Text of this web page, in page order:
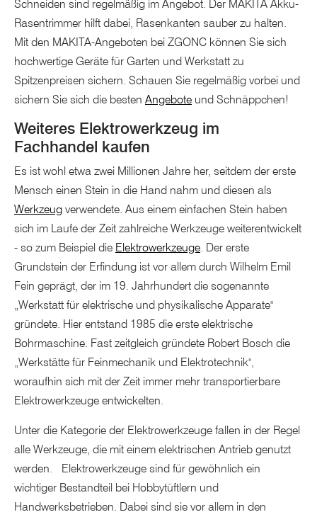
Schneiden sind regelmäßig im Angebot. Der MAKITA Akku-
Rasentrimmer hilft dabei, Rasenkanten sauber zu halten.
Mit den MAKITA-Angeboten bei ZGONC können Sie sich
hochwertige Geräte für Garten und Werkstatt zu
Spitzenpreisen sichern. Schauen Sie regelmäßig vorbei und
sichern Sie sich die besten Angebote und Schnäppchen!
Weiteres Elektrowerkzeug im
Fachhandel kaufen
Es ist wohl etwa zwei Millionen Jahre her, seitdem der erste
Mensch einen Stein in die Hand nahm und diesen als
Werkzeug verwendete. Aus einem einfachen Stein haben
sich im Laufe der Zeit zahlreiche Werkzeuge weiterentwickelt
- so zum Beispiel die Elektrowerkzeuge. Der erste
Grundstein der Erfindung ist vor allem durch Wilhelm Emil
Fein geprägt, der im 19. Jahrhundert die sogenannte
„Werkstatt für elektrische und physikalische Apparate"
gründete. Hier entstand 1985 die erste elektrische
Bohrmaschine. Fast zeitgleich gründete Robert Bosch die
„Werkstätte für Feinmechanik und Elektrotechnik",
woraufhin sich mit der Zeit immer mehr transportierbare
Elektrowerkzeuge entwickelten.
Unter die Kategorie der Elektrowerkzeuge fallen in der Regel
alle Werkzeuge, die mit einem elektrischen Antrieb genutzt
werden. Elektrowerkzeuge sind für gewöhnlich ein
wichtiger Bestandteil bei Hobbytüftlern und
Handwerksbetrieben. Dabei sind sie vor allem in den